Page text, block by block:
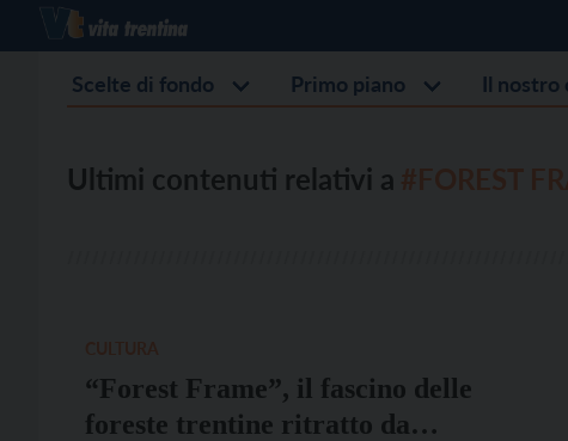
Scelte di fondo Primo piano Il nostro
Ultimi contenuti relativi a
“Forest Frame”, il fascino delle
foreste trentine ritratto da